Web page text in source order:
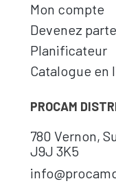
Mon compte
Devenez
Planificateur
Catalogue en
PROCAM
780 Vernon,
J9J 3K5